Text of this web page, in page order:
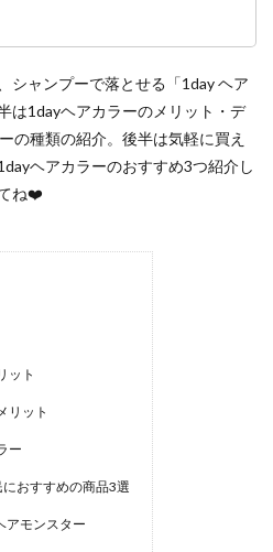
シャンプーで落とせる「1day ヘア
は1dayヘアカラーのメリット・デ
の種類の紹介。後半は気軽に買え
ヘアカラーのおすすめ3つ紹介し
ね❤️
ット
リット
ー
おすすめの商品3選
アモンスター